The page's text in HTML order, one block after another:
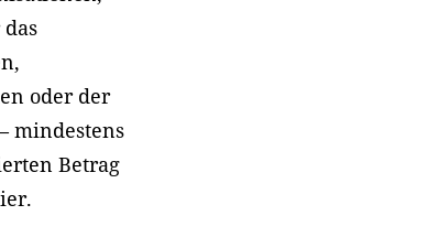
oder der
mindestens
Betrag